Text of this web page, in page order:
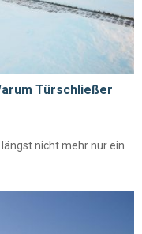
Türschließer
nicht mehr nur ein